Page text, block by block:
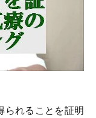
られることを証明